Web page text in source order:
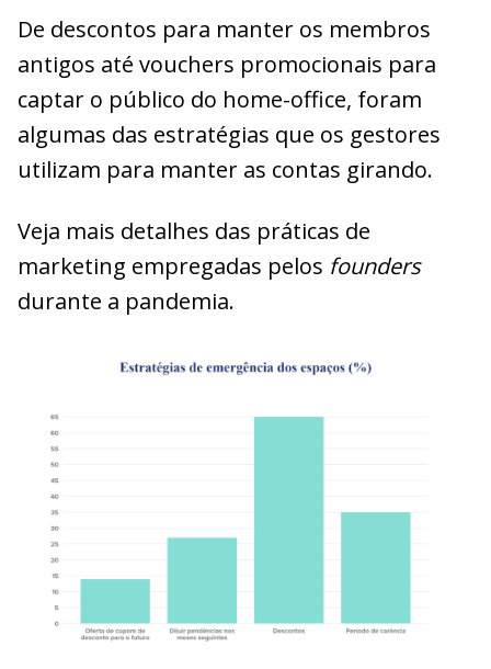
De descontos para manter os membros
antigos até vouchers promocionais para
captar o público do home-office, foram
algumas das estratégias que os gestores
utilizam para manter as contas girando.
Veja mais detalhes das práticas de
marketing empregadas pelos founders
durante a pandemia.